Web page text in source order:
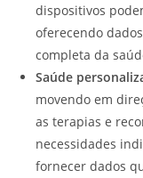
dispositivos
oferecendo
completa da
Saúde
movendo em
as terapias e
necessidades
fornecer dados